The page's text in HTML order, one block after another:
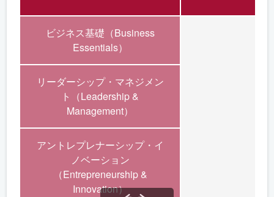
ビジネス基礎（Business
Essentials）
リーダーシップ・マネジメン
ト（Leadership &
Management）
アントレプレナーシップ・イ
ノベーション
（Entrepreneurship &
Innovation）